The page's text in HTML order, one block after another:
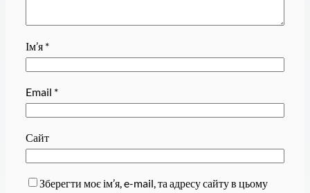
Ім’я *
Email *
Сайт
Зберегти моє ім’я, e-mail, та адресу сайту в цьому